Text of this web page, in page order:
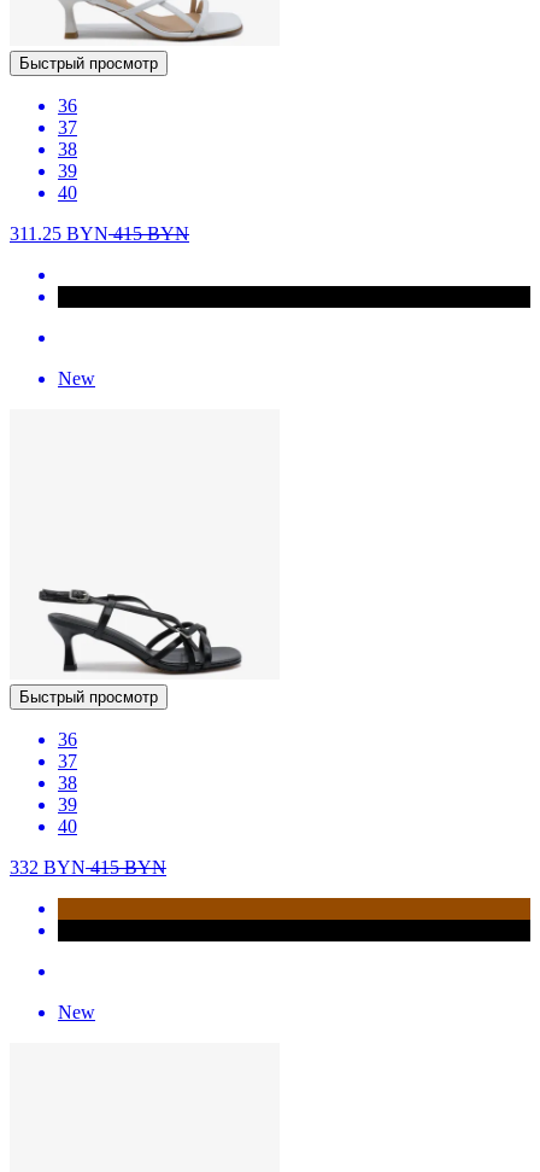
Быстрый просмотр
36
37
38
39
40
311.25 BYN415BYN
New
Быстрый просмотр
36
37
38
39
40
332 BYN415BYN
New